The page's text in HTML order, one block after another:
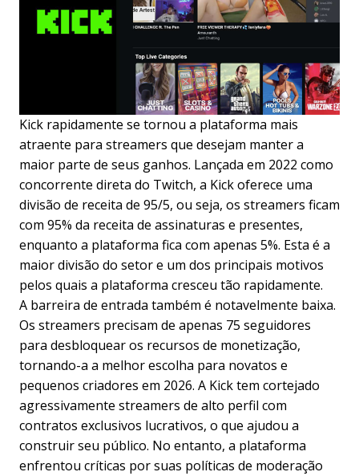
Kick rapidamente se tornou a plataforma mais
atraente para streamers que desejam manter a
maior parte de seus ganhos. Lançada em 2022 como
concorrente direta do Twitch, a Kick oferece uma
divisão de receita de 95/5, ou seja, os streamers ficam
com 95% da receita de assinaturas e presentes,
enquanto a plataforma fica com apenas 5%. Esta é a
maior divisão do setor e um dos principais motivos
pelos quais a plataforma cresceu tão rapidamente.
A barreira de entrada também é notavelmente baixa.
Os streamers precisam de apenas 75 seguidores
para desbloquear os recursos de monetização,
tornando-a a melhor escolha para novatos e
pequenos criadores em 2026. A Kick tem cortejado
agressivamente streamers de alto perfil com
contratos exclusivos lucrativos, o que ajudou a
construir seu público. No entanto, a plataforma
enfrentou críticas por suas políticas de moderação